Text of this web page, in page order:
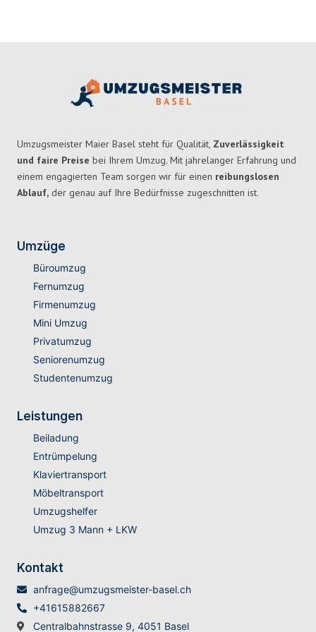
Umzugsmeister Maier Basel steht für Qualität, Zuverlässigkeit
und faire Preise bei Ihrem Umzug. Mit jahrelanger Erfahrung und
einem engagierten Team sorgen wir für einen reibungslosen
Ablauf, der genau auf Ihre Bedürfnisse zugeschnitten ist.
Umzüge
Büroumzug
Fernumzug
Firmenumzug
Mini Umzug
Privatumzug
Seniorenumzug
Studentenumzug
Leistungen
Beiladung
Entrümpelung
Klaviertransport
Möbeltransport
Umzugshelfer
Umzug 3 Mann + LKW
Kontakt
anfrage@umzugsmeister-basel.ch
+41615882667
Centralbahnstrasse 9, 4051 Basel